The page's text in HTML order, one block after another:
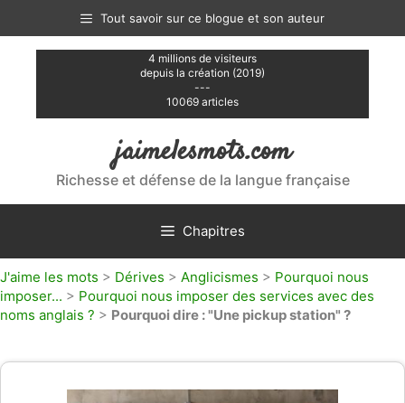
contenu
Tout savoir sur ce blogue et son auteur
4 millions de visiteurs
depuis la création (2019)
---
10069 articles
jaimelesmots.com
Richesse et défense de la langue française
Chapitres
J'aime les mots > Dérives > Anglicismes > Pourquoi nous
imposer... > Pourquoi nous imposer des services avec des
noms anglais ? > Pourquoi dire : "Une pickup station" ?